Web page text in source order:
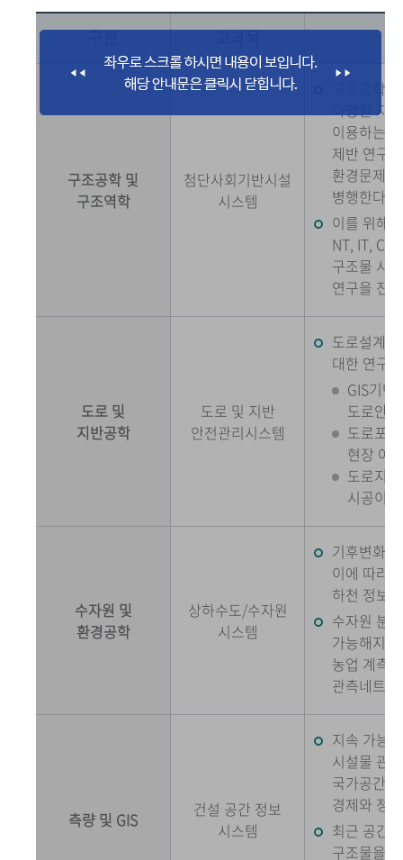
구분 교과목
구조공학 및
구조역학
첨단사회기반시설
시스템
구조공학
다양한 자
이용하는
제반 연구
환경문제
병행한다.
이를 위해
NT, IT, CT
구조물 시
연구을 진
도로 및
지반공학
도로 및 지반
안전관리시스템
도로설계
대한 연구
GIS기반
도로안
도로포
현장 여
도로지
시공이
수자원 및
환경공학
상하수도/수자원
시스템
기후변화
이에 따라
하천 정보
수자원 분
가능해지
농업 계측
관측네트
측량 및 GIS
건설 공간 정보
시스템
지속 가능
시설물 관
국가공간
경제와 정
최근 공간
구조물을